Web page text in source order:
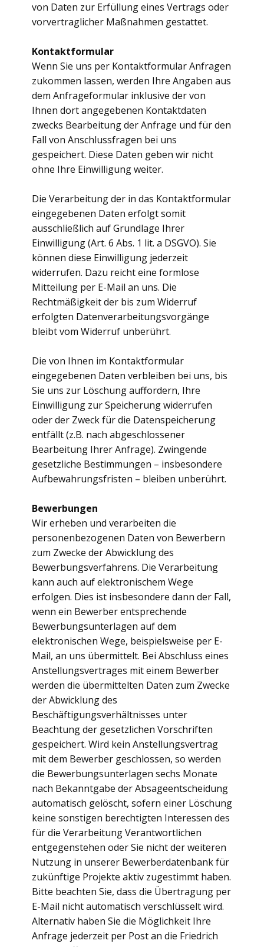
von Daten zur Erfüllung eines Vertrags oder
vorvertraglicher Maßnahmen gestattet.
Kontaktformular
Wenn Sie uns per Kontaktformular Anfragen
zukommen lassen, werden Ihre Angaben aus
dem Anfrageformular inklusive der von
Ihnen dort angegebenen Kontaktdaten
zwecks Bearbeitung der Anfrage und für den
Fall von Anschlussfragen bei uns
gespeichert. Diese Daten geben wir nicht
ohne Ihre Einwilligung weiter.
Die Verarbeitung der in das Kontaktformular
eingegebenen Daten erfolgt somit
ausschließlich auf Grundlage Ihrer
Einwilligung (Art. 6 Abs. 1 lit. a DSGVO). Sie
können diese Einwilligung jederzeit
widerrufen. Dazu reicht eine formlose
Mitteilung per E-Mail an uns. Die
Rechtmäßigkeit der bis zum Widerruf
erfolgten Datenverarbeitungsvorgänge
bleibt vom Widerruf unberührt.
Die von Ihnen im Kontaktformular
eingegebenen Daten verbleiben bei uns, bis
Sie uns zur Löschung auffordern, Ihre
Einwilligung zur Speicherung widerrufen
oder der Zweck für die Datenspeicherung
entfällt (z.B. nach abgeschlossener
Bearbeitung Ihrer Anfrage). Zwingende
gesetzliche Bestimmungen – insbesondere
Aufbewahrungsfristen – bleiben unberührt.
Bewerbungen
Wir erheben und verarbeiten die
personenbezogenen Daten von Bewerbern
zum Zwecke der Abwicklung des
Bewerbungsverfahrens. Die Verarbeitung
kann auch auf elektronischem Wege
erfolgen. Dies ist insbesondere dann der Fall,
wenn ein Bewerber entsprechende
Bewerbungsunterlagen auf dem
elektronischen Wege, beispielsweise per E-
Mail, an uns übermittelt. Bei Abschluss eines
Anstellungsvertrages mit einem Bewerber
werden die übermittelten Daten zum Zwecke
der Abwicklung des
Beschäftigungsverhältnisses unter
Beachtung der gesetzlichen Vorschriften
gespeichert. Wird kein Anstellungsvertrag
mit dem Bewerber geschlossen, so werden
die Bewerbungsunterlagen sechs Monate
nach Bekanntgabe der Absageentscheidung
automatisch gelöscht, sofern einer Löschung
keine sonstigen berechtigten Interessen des
für die Verarbeitung Verantwortlichen
entgegenstehen oder Sie nicht der weiteren
Nutzung in unserer Bewerberdatenbank für
zukünftige Projekte aktiv zugestimmt haben.
Bitte beachten Sie, dass die Übertragung per
E-Mail nicht automatisch verschlüsselt wird.
Alternativ haben Sie die Möglichkeit Ihre
Anfrage jederzeit per Post an die Friedrich